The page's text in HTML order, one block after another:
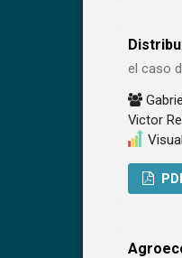
el caso
Victor